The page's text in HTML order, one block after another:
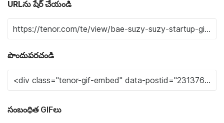
URLను షేర్ చేయండి
పొందుపరచండి
సంబంధిత GIFలు